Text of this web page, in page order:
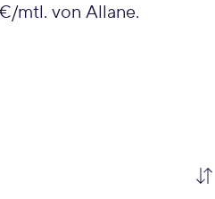
mtl. von Allane.